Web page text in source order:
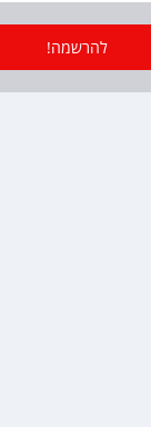
להרשמה!